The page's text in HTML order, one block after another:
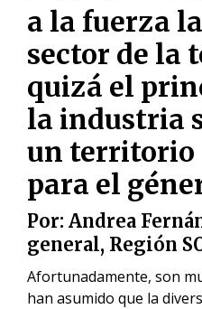
a la fuerza
sector de la
quizá el
la industria
un territorio
para el
Por: Andrea
general, Región
Afortunadamente, son
han asumido que la